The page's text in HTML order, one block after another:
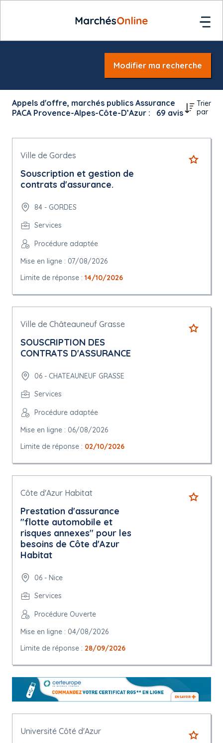
Modifier ma recherche
Appels d'offre, marchés publics Assurance
PACA Provence-Alpes-Côte-D’Azur :
69 avis
Trier
par
Ville de Gordes
Souscription et gestion de
contrats d'assurance.
84 - GORDES
Services
Procédure adaptée
Mise en ligne : 07/08/2026
Limite de réponse : 14/10/2026
Ville de Châteauneuf Grasse
SOUSCRIPTION DES
CONTRATS D'ASSURANCE
06 - CHATEAUNEUF GRASSE
Services
Procédure adaptée
Mise en ligne : 06/08/2026
Limite de réponse : 02/10/2026
Côte d'Azur Habitat
Prestation d'assurance
"flotte automobile et
risques annexes" pour les
besoins de Côte d'Azur
Habitat
06 - Nice
Services
Procédure Ouverte
Mise en ligne : 04/08/2026
Limite de réponse : 28/09/2026
Université Côté d'Azur